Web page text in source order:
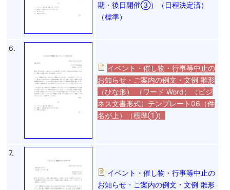
期・後日開催③）（日程決定済）
（標準）
6.
イベント・催し物・行事等中止の
お知らせ・ご案内の例文・文例 雛形
（ひな形） （ワード Word）（ビジ
ネス文書形式）テンプレート06（件
名が上）（標準①）
7.
イベント・催し物・行事等中止の
お知らせ・ご案内の例文・文例 雛形